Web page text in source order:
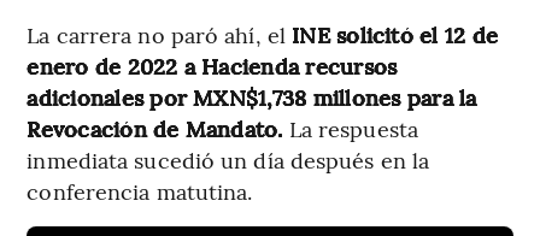
La carrera no paró ahí, el INE solicitó el 12 de
enero de 2022 a Hacienda recursos
adicionales por MXN$1,738 millones para la
Revocación de Mandato. La respuesta
inmediata sucedió un día después en la
conferencia matutina.